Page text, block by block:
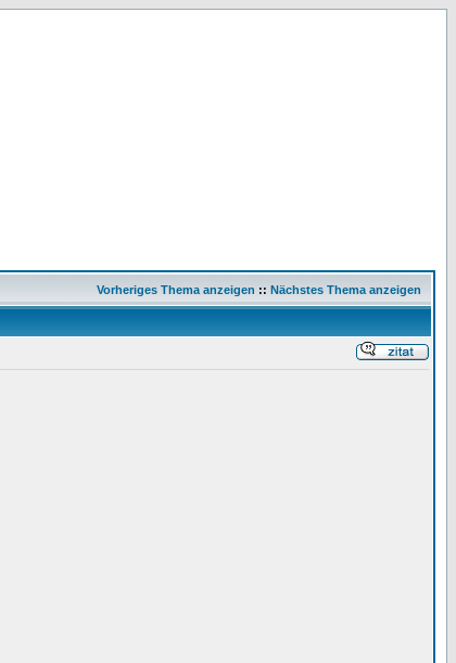
Vorheriges Thema anzeigen :: Nächstes Thema anzeigen